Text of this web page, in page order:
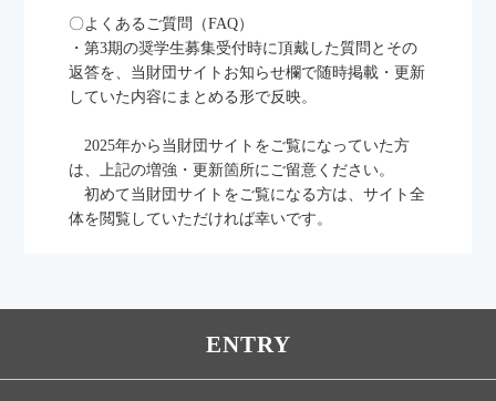
〇よくあるご質問（FAQ）
・第3期の奨学生募集受付時に頂戴した質問とその
返答を、当財団サイトお知らせ欄で随時掲載・更新
していた内容にまとめる形で反映。
2025年から当財団サイトをご覧になっていた方
は、上記の増強・更新箇所にご留意ください。
初めて当財団サイトをご覧になる方は、サイト全
体を閲覧していただければ幸いです。
ENTRY